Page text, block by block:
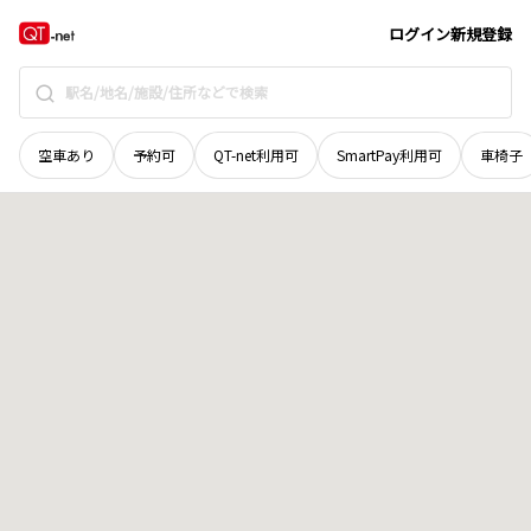
ログイン新規登録
空車あり 予約可 QT-net利用可 SmartPay利用可 車椅子
山口県